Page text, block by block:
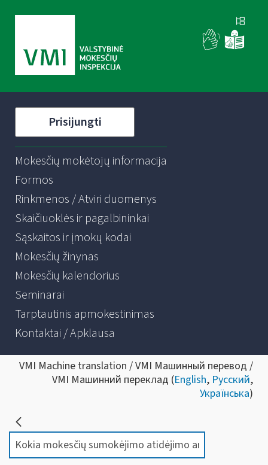
Prisijungti
Mokesčių mokėtojų informacija
Formos
Rinkmenos / Atviri duomenys
Skaičiuoklės ir pagalbininkai
Sąskaitos ir įmokų kodai
Mokesčių žinynas
Mokesčių kalendorius
Seminarai
Tarptautinis apmokestinimas
Kontaktai / Apklausa
VMI Machine translation / VMI Машинный перевод /
VMI Машинний переклад (English, Русский,
Українська)